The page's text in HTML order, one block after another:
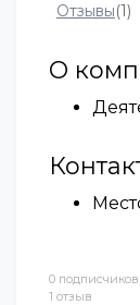
0 подписчиков
1 отзыв
Отзывы(1)
О